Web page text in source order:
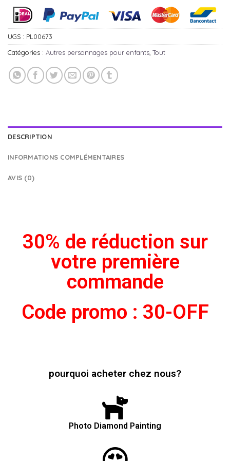
UGS : PL00673
Catégories : Autres personnages pour enfants Tout
DESCRIPTION
INFORMATIONS COMPLÉMENTAIRES
AVIS (0)
30% de réduction sur
votre première
commande
Code promo : 30-OFF
pourquoi acheter chez nous?
Photo Diamond Painting